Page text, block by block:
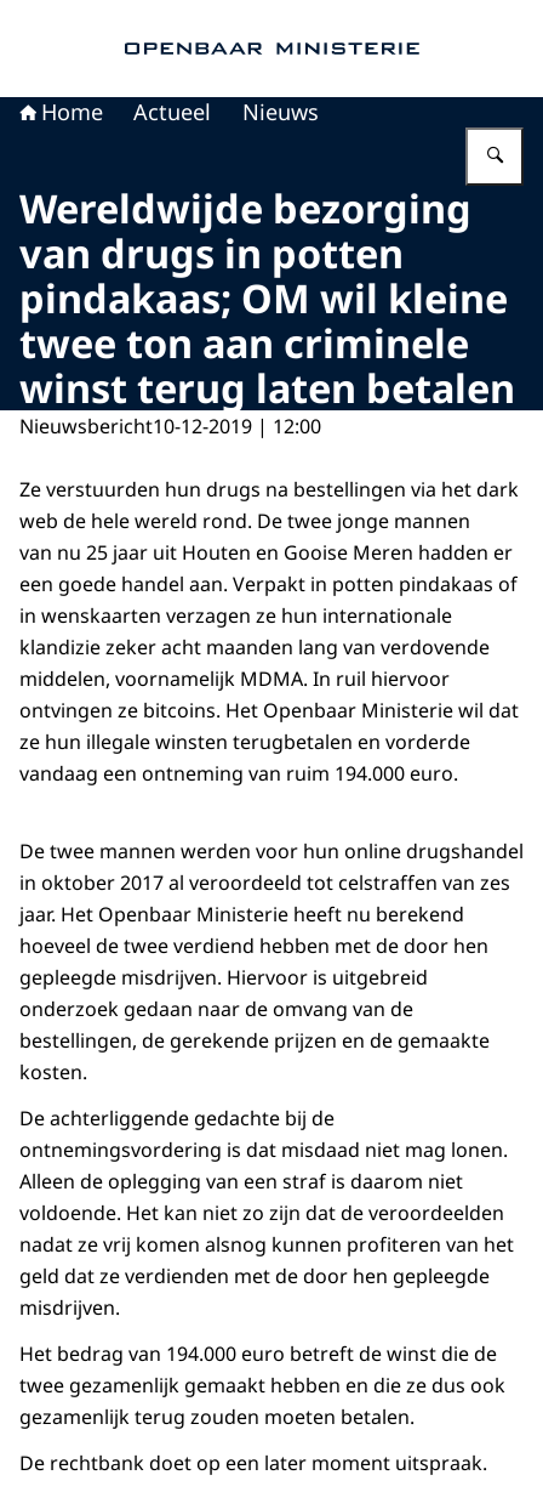
Home Actueel Nieuws
Wereldwijde bezorging
van drugs in potten
pindakaas; OM wil kleine
twee ton aan criminele
winst terug laten betalen
Nieuwsbericht10-12-2019 | 12:00
Ze verstuurden hun drugs na bestellingen via het dark
web de hele wereld rond. De twee jonge mannen
van nu 25 jaar uit Houten en Gooise Meren hadden er
een goede handel aan. Verpakt in potten pindakaas of
in wenskaarten verzagen ze hun internationale
klandizie zeker acht maanden lang van verdovende
middelen, voornamelijk MDMA. In ruil hiervoor
ontvingen ze bitcoins. Het Openbaar Ministerie wil dat
ze hun illegale winsten terugbetalen en vorderde
vandaag een ontneming van ruim 194.000 euro.
De twee mannen werden voor hun online drugshandel
in oktober 2017 al veroordeeld tot celstraffen van zes
jaar. Het Openbaar Ministerie heeft nu berekend
hoeveel de twee verdiend hebben met de door hen
gepleegde misdrijven. Hiervoor is uitgebreid
onderzoek gedaan naar de omvang van de
bestellingen, de gerekende prijzen en de gemaakte
kosten.
De achterliggende gedachte bij de
ontnemingsvordering is dat misdaad niet mag lonen.
Alleen de oplegging van een straf is daarom niet
voldoende. Het kan niet zo zijn dat de veroordeelden
nadat ze vrij komen alsnog kunnen profiteren van het
geld dat ze verdienden met de door hen gepleegde
misdrijven.
Het bedrag van 194.000 euro betreft de winst die de
twee gezamenlijk gemaakt hebben en die ze dus ook
gezamenlijk terug zouden moeten betalen.
De rechtbank doet op een later moment uitspraak.